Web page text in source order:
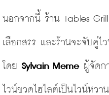
นอกจากนี้ ร้าน Tables
เลือกสรร และร้านจะจับคู่ไ
โดย Sylvain Meme ผู้จัดกา
ไวน์ขวดไฮไลต์เป็นไวน์หว